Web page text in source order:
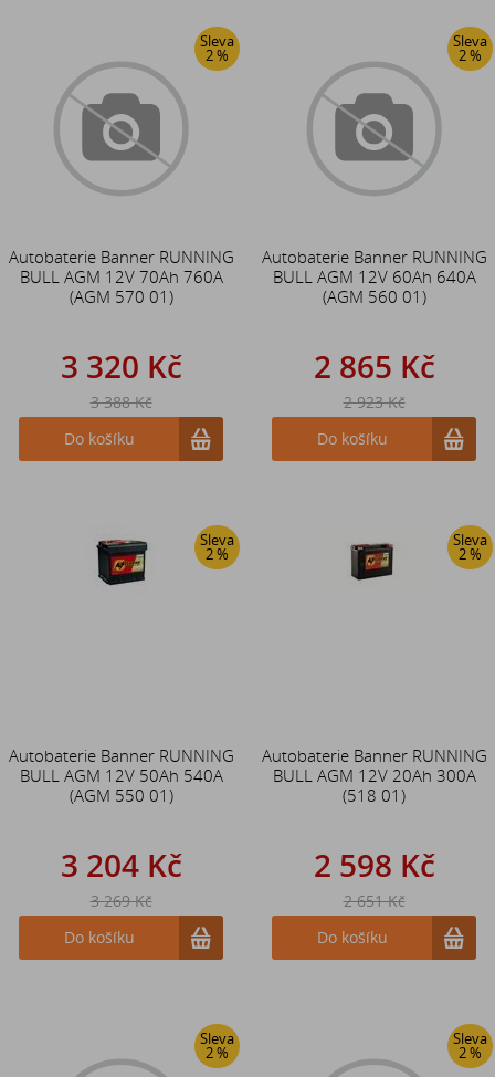
Sleva
2 %
Autobaterie Banner RUNNING
BULL AGM 12V 70Ah 760A
(AGM 570 01)
3 320 Kč
3 388 Kč
Do košíku
Sleva
2 %
Autobaterie Banner RUNNING
BULL AGM 12V 60Ah 640A
(AGM 560 01)
2 865 Kč
2 923 Kč
Do košíku
Sleva
2 %
Autobaterie Banner RUNNING
BULL AGM 12V 50Ah 540A
(AGM 550 01)
3 204 Kč
3 269 Kč
Do košíku
Sleva
2 %
Autobaterie Banner RUNNING
BULL AGM 12V 20Ah 300A
(518 01)
2 598 Kč
2 651 Kč
Do košíku
Sleva
2 %
Sleva
2 %